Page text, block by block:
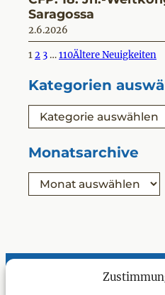
Saragossa
2.6.2026
12 3 …110Ältere Neuigkeiten
Kategorien
e
g
o
i
Monatsarchive